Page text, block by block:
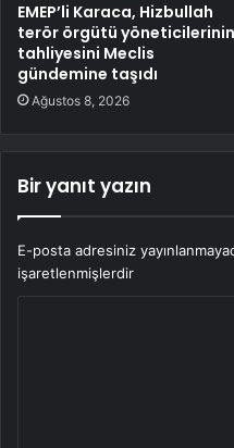
EMEP’li Karaca, Hizbullah
terör örgütü yöneticilerinin
tahliyesini Meclis
gündemine taşıdı
Ağustos 8, 2026
Bir yanıt yazın
E-posta adresiniz
işaretlenmişlerdir